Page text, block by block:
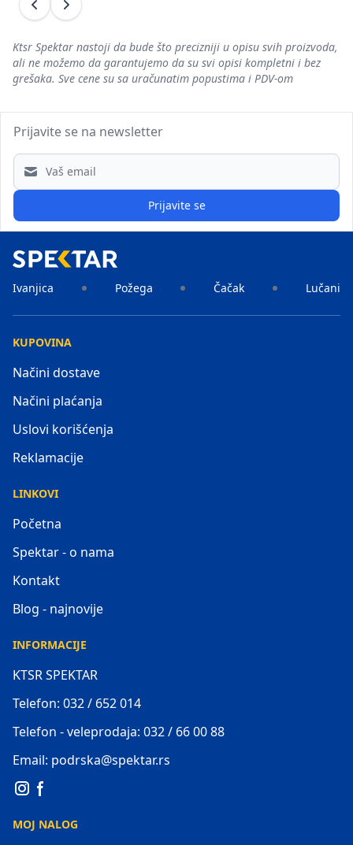
Prethodni
Sledeći
Ktsr Spektar nastoji da bude što precizniji u opisu svih proizvoda,
ali ne možemo da garantujemo da su svi opisi kompletni i bez
grešaka. Sve cene su sa uračunatim popustima i PDV-om
Prijavite se na newsletter
Email address
Prijavite se
Ivanjica Požega Čačak Lučani
KUPOVINA
Načini dostave
Načini plaćanja
Uslovi korišćenja
Reklamacije
LINKOVI
Početna
Spektar - o nama
Kontakt
Blog - najnovije
INFORMACIJE
KTSR SPEKTAR
Telefon: 032 / 652 014
Telefon - veleprodaja: 032 / 66 00 88
Email: podrska@spektar.rs
MOJ NALOG